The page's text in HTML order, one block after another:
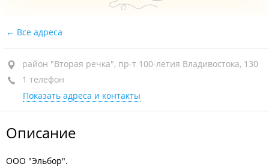
Все адреса
район "Вторая речка", пр-т 100-летия Владивостока, 130
1 телефон
Показать адреса и контакты
Описание
ООО "Эльбор".